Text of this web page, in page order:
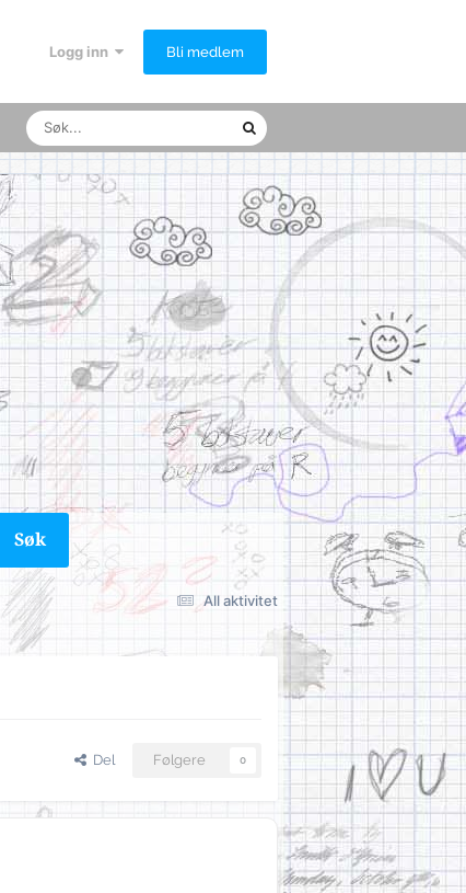
Logg inn Bli medlem
Søk
All aktivitet
Del Følgere 0